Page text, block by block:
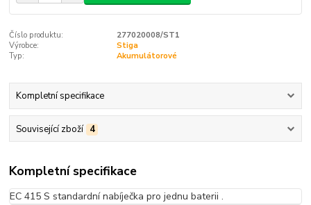
Číslo produktu:
277020008/ST1
Výrobce:
Stiga
Typ:
Akumulátorové
Kompletní specifikace
Související zboží 4
Kompletní specifikace
EC 415 S standardní nabíječka pro jednu baterii .